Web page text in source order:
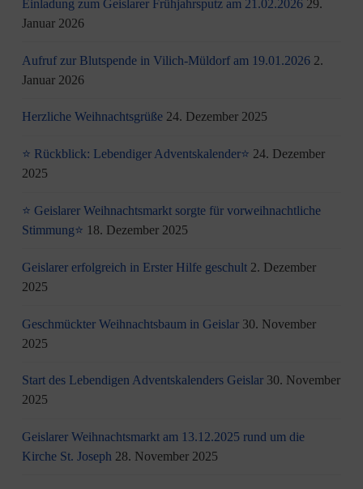
Einladung zum Geislarer Frühjahrsputz am 21.02.2026 29.
Januar 2026
Aufruf zur Blutspende in Vilich-Müldorf am 19.01.2026 2.
Januar 2026
Herzliche Weihnachtsgrüße 24. Dezember 2025
⭐ Rückblick: Lebendiger Adventskalender⭐ 24. Dezember
2025
⭐ Geislarer Weihnachtsmarkt sorgte für vorweihnachtliche
Stimmung⭐ 18. Dezember 2025
Geislarer erfolgreich in Erster Hilfe geschult 2. Dezember
2025
Geschmückter Weihnachtsbaum in Geislar 30. November
2025
Start des Lebendigen Adventskalenders Geislar 30. November
2025
Geislarer Weihnachtsmarkt am 13.12.2025 rund um die
Kirche St. Joseph 28. November 2025